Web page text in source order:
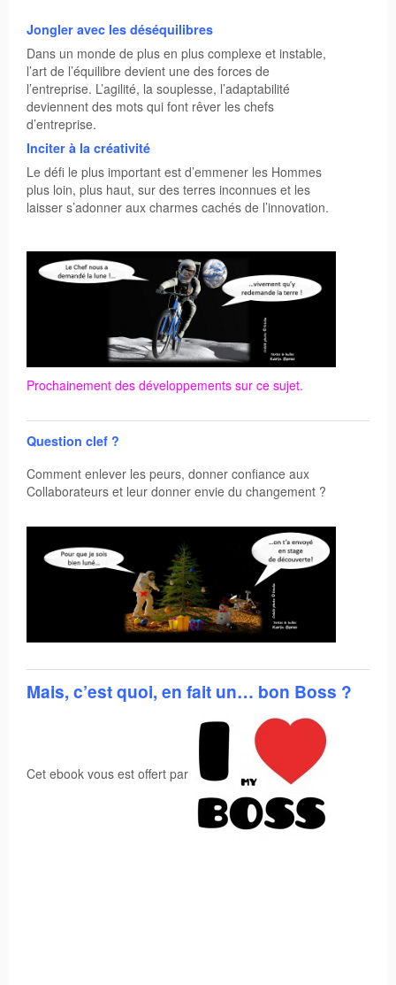
Jongler avec les déséquilibres
Dans un monde de plus en plus complexe et instable,
l’art de l’équilibre devient une des forces de
l’entreprise. L’agilité, la souplesse, l’adaptabilité
deviennent des mots qui font rêver les chefs
d’entreprise.
Inciter à la créativité
Le défi le plus important est d’emmener les Hommes
plus loin, plus haut, sur des terres inconnues et les
laisser s’adonner aux charmes cachés de l’innovation.
Prochainement des développements sur ce sujet.
Question clef ?
Comment enlever les peurs, donner confiance aux
Collaborateurs et leur donner envie du changement ?
Mais, c’est quoi, en fait un… bon Boss ?
Cet ebook vous est offert par